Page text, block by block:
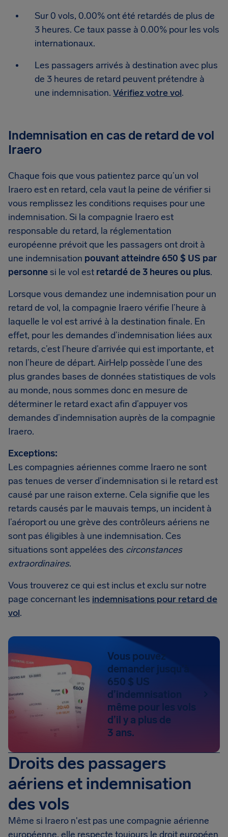
Sur 0 vols, 0.00% ont été retardés de plus de
3 heures. Ce taux passe à 0.00% pour les vols
internationaux.
Les passagers arrivés à destination avec plus
de 3 heures de retard peuvent prétendre à
une indemnisation. Vérifiez votre vol.
Indemnisation en cas de retard de vol
Iraero
Chaque fois que vous patientez parce qu’un vol
Iraero est en retard, cela vaut la peine de vérifier si
vous remplissez les conditions requises pour une
indemnisation. Si la compagnie Iraero est
responsable du retard, la réglementation
européenne prévoit que les passagers ont droit à
une indemnisation pouvant atteindre 650 $ US par
personnesi le vol est retardé de 3 heures ou plus.
Lorsque vous demandez une indemnisation pour un
retard de vol, la compagnie Iraero vérifie l’heure à
laquelle le vol est arrivé à la destination finale. En
effet, pour les demandes d’indemnisation liées aux
retards, c’est l’heure d’arrivée qui est importante, et
non l’heure de départ. AirHelp possède l’une des
plus grandes bases de données statistiques de vols
au monde, nous sommes donc en mesure de
déterminer le retard exact afin d’appuyer vos
demandes d’indemnisation auprès de la compagnie
Iraero.
Exceptions:
Les compagnies aériennes comme Iraero ne sont
pas tenues de verser d’indemnisation si le retard est
causé par une raison externe. Cela signifie que les
retards causés par le mauvais temps, un incident à
l’aéroport ou une grève des contrôleurs aériens ne
sont pas éligibles à une indemnisation. Ces
situations sont appelées des circonstances
extraordinaires.
Vous trouverez ce qui est inclus et exclu sur notre
page concernant les indemnisations pour retard de
vol.
Vous pouvez
demander jusqu’à
650 $ US
d’indemnisation
même pour les vols
d’il y a plus de
3 ans.
Droits des passagers
aériens et indemnisation
des vols
Même si Iraero n'est pas une compagnie aérienne
européenne, elle respecte toujours le droit européen